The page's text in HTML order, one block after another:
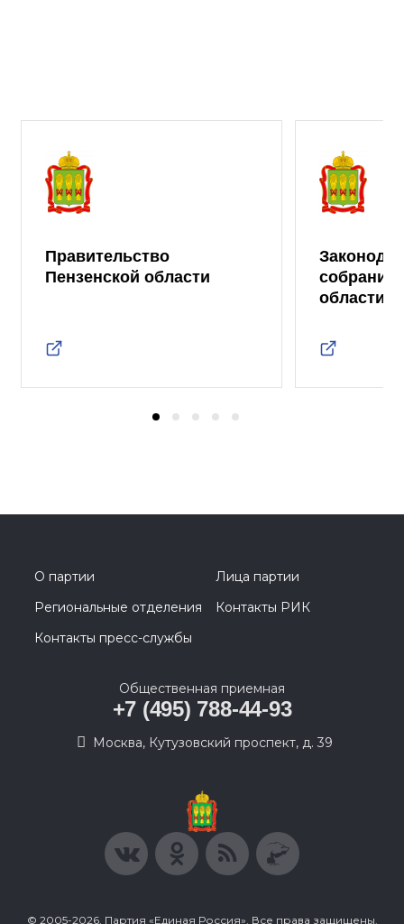
Правительство
Пензенской области
собрание
области
О партии
Лица партии
Региональные отделения
Контакты РИК
Контакты пресс-службы
Общественная приемная
+7 (495) 788-44-93
Москва, Кутузовский проспект, д. 39
© 2005-2026, Партия «Единая Россия». Все права защищены.